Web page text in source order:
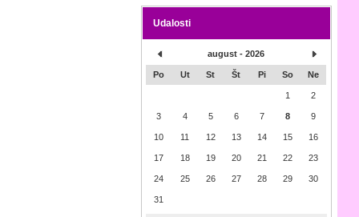
Udalosti
august - 2026
Po Ut St Št Pi So Ne
1 2
3 4 5 6 7 8 9
10 11 12 13 14 15 16
17 18 19 20 21 22 23
24 25 26 27 28 29 30
31